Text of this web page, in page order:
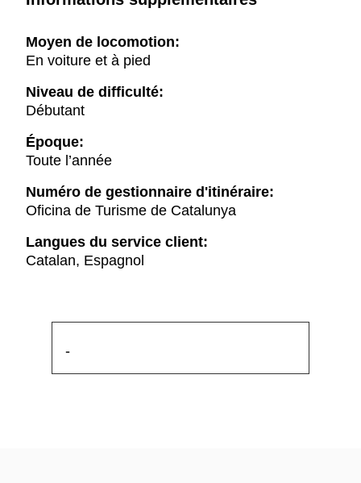
Moyen de locomotion:
En voiture et à pied
Niveau de difficulté:
Débutant
Époque:
Toute l’année
Numéro de gestionnaire d'itinéraire:
Oficina de Turisme de Catalunya
Langues du service client:
Catalan, Espagnol
-